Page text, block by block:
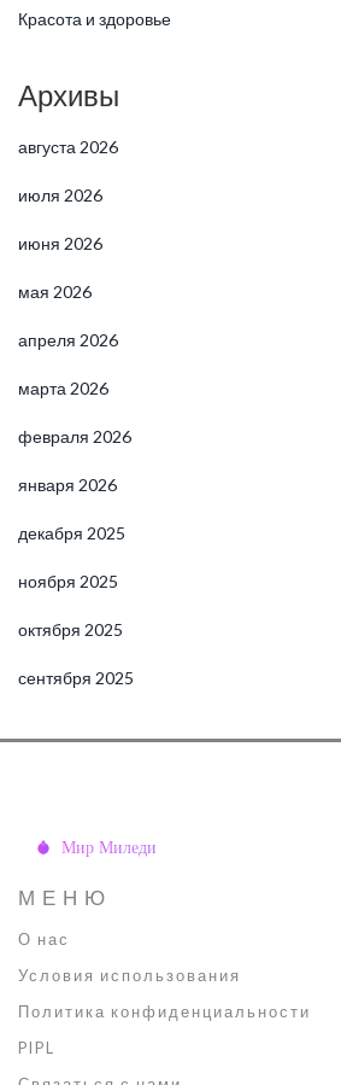
Красота и здоровье
Архивы
августа 2026
июля 2026
июня 2026
мая 2026
апреля 2026
марта 2026
февраля 2026
января 2026
декабря 2025
ноября 2025
октября 2025
сентября 2025
МЕНЮ
О нас
Условия использования
Политика конфиденциальности
PIPL